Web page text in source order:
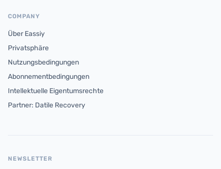
COMPANY
Über Eassiy
Privatsphäre
Nutzungsbedingungen
Abonnementbedingungen
Intellektuelle Eigentumsrechte
Partner: Datile Recovery
NEWSLETTER